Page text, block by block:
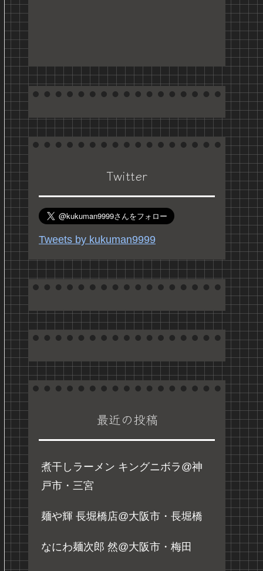
Twitter
Tweets by kukuman9999
最近の投稿
煮干しラーメン キングニボラ@神
戸市・三宮
麺や輝 長堀橋店@大阪市・長堀橋
なにわ麺次郎 然@大阪市・梅田